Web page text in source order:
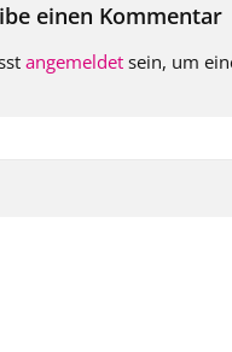
einen Kommentar
angemeldet sein, um